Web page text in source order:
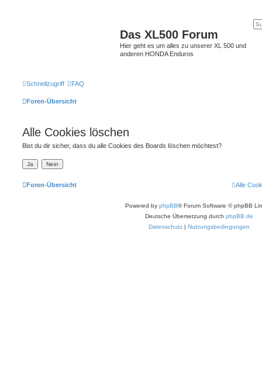
Das XL500 Forum
Hier geht es um alles zu unserer XL 500 und
anderen HONDA Enduros
Schnellzugriff FAQ
Foren-Übersicht
Alle Cookies löschen
Bist du dir sicher, dass du alle Cookies des Boards löschen möchtest?
Foren-Übersicht Alle
Powered by phpBB® Forum Software © phpBB
Deutsche Übersetzung durch phpBB.de
Datenschutz | Nutzungsbedingungen